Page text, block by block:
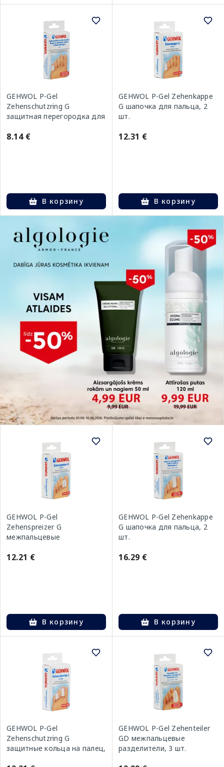
GEHWOL P-Gel
Zehenschutzring G
защитная перегородка для
8.14 €
В корзину
GEHWOL P-Gel Zehenkappe
G шапочка для пальца, 2
шт.
12.31 €
В корзину
GEHWOL P-Gel
Zehenspreizer G
межпальцевые
12.21 €
В корзину
GEHWOL P-Gel Zehenkappe
G шапочка для пальца, 2
шт.
16.29 €
В корзину
GEHWOL P-Gel
Zehenschutzring G
защитные кольца на палец,
GEHWOL P-Gel Zehenteiler
GD межпальцевые
разделители, 3 шт.